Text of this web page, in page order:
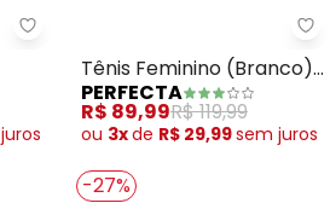
Perfecta - Tênis (Branco) em
juros
Tênis Feminino (Branco)
em Sintético
PERFECTA
R$ 89,99R$ 119,99
ou 3xde R$ 29,99sem juros
-27%